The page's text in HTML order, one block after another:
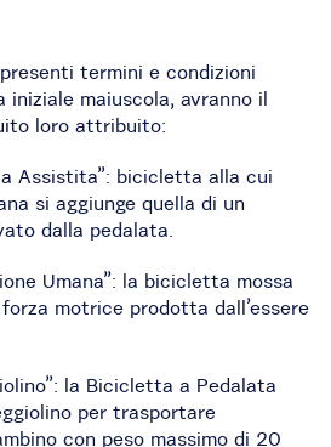
termini e condizioni
maiuscola, avranno il
loro attribuito:
Assistita”: bicicletta alla cui
si aggiunge quella di un
dalla pedalata.
Umana”: la bicicletta mossa
motrice prodotta dall’essere
la Bicicletta a Pedalata
per trasportare
con peso massimo di 20